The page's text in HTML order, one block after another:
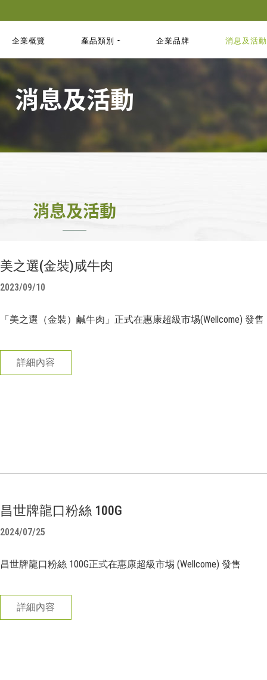
企業概覽 產品類別 企業品牌 消息及活動
消息及活動
消息及活動
美之選(金裝)咸牛肉
2023/09/10
「美之選（金裝）鹹牛肉」正式在惠康超級市埸(Wellcome) 發售
詳細內容
昌世牌龍口粉絲 100G
2024/07/25
昌世牌龍口粉絲 100G正式在惠康超級市埸 (Wellcome) 發售
詳細內容